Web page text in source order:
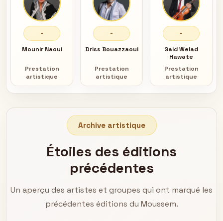
-
Mounir Naoui
Prestation
artistique
-
Driss Bouazzaoui
Prestation
artistique
-
Said Welad
Hawate
Prestation
artistique
Archive artistique
Étoiles des éditions
précédentes
Un aperçu des artistes et groupes qui ont marqué les
précédentes éditions du Moussem.